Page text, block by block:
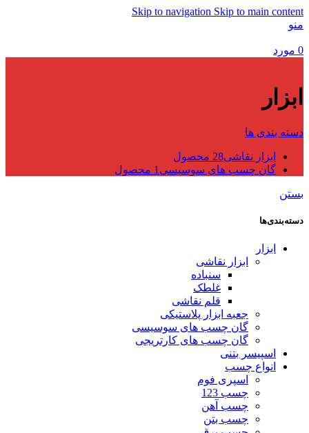
Skip to navigation Skip to main content
منو
0 مورد
ابزار
دسته بندی ها
ابزار نقاشی28 محصول
گان چسب های سوسیسی 1 محصول
بستن
دسته‌بندی‌ها
ابزار
ابزار نقاشی
سنباده
غلطک
قلم نقاشی
جعبه ابزار پلاستیکی
گان چسب های سوسیسی
گان چسب های کارتریجی
اسپیسر بتنی
انواع چسب
اسپری فوم
چسب 123
چسب آهن
چسب بتن